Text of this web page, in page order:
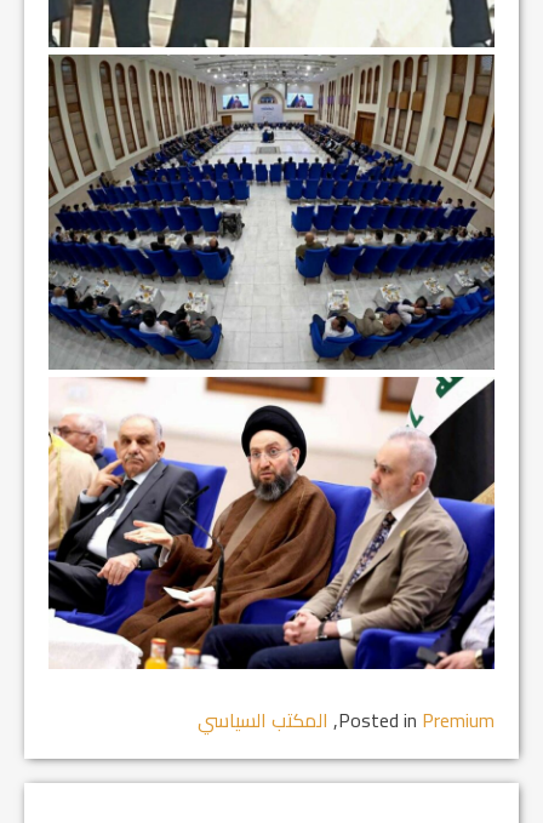
Posted in Premium
, المكتب السياسي